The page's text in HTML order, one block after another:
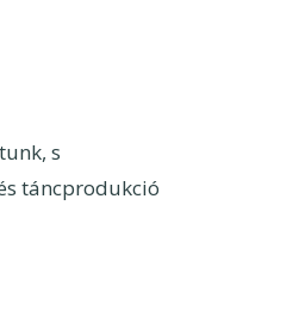
s
táncprodukció